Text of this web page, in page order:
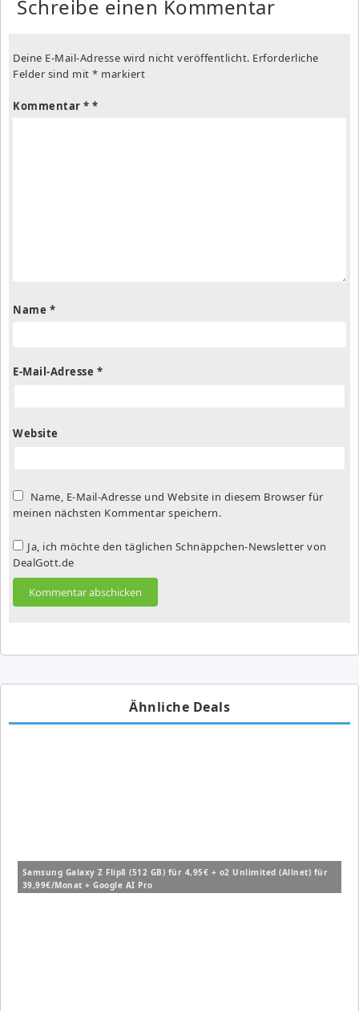
Schreibe einen Kommentar
Deine E-Mail-Adresse wird nicht veröffentlicht. Erforderliche
Felder sind mit * markiert
Kommentar *
Name *
E-Mail-Adresse *
Website
Name, E-Mail-Adresse und Website in diesem Browser für
meinen nächsten Kommentar speichern.
Ja, ich möchte den täglichen Schnäppchen-Newsletter von
DealGott.de
Ähnliche Deals
Samsung Galaxy Z Flip8 (512 GB) für 4,95€ + o2 Unlimited (Allnet) für
39,99€/Monat + Google AI Pro